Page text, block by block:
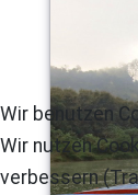
Wir benutzen
Wir nutzen
verbessern